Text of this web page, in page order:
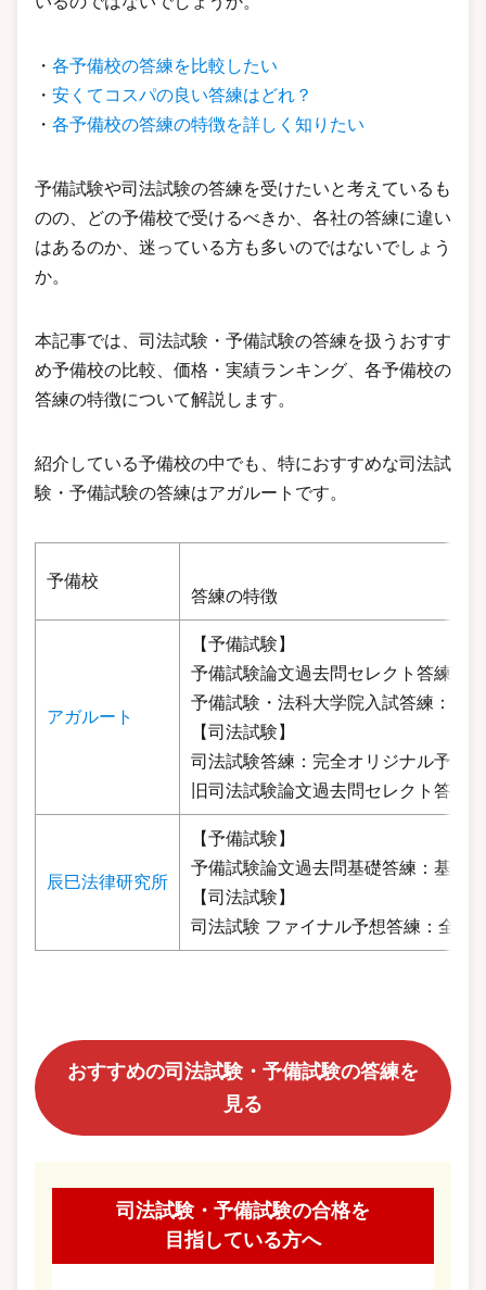
・ 各予備校の答練を比較したい
・ 安くてコスパの良い答練はどれ？
・ 各予備校の答練の特徴を詳しく知りたい
予備試験や司法試験の答練を受けたいと考えているも
のの、どの予備校で受けるべきか、各社の答練に違い
はあるのか、迷っている方も多いのではないでしょう
か。
本記事では、司法試験・予備試験の答練を扱うおすす
め予備校の比較、価格・実績ランキング、各予備校の
答練の特徴について解説します。
紹介している予備校の中でも、特におすすめな司法試
験・予備試験の答練はアガルートです。
予備校
答練の特徴
アガルート
【予備試験】
予備試験論文過去問セレクト答練：
予備試験・法科大学院入試答練：ア
【司法試験】
司法試験答練：完全オリジナル予想
旧司法試験論文過去問セレクト答練
辰巳法律研究所
【予備試験】
予備試験論文過去問基礎答練：基礎
【司法試験】
司法試験 ファイナル予想答練：全国
おすすめの司法試験・予備試験の答練を
見る
司法試験・予備試験の合格を
目指している方へ